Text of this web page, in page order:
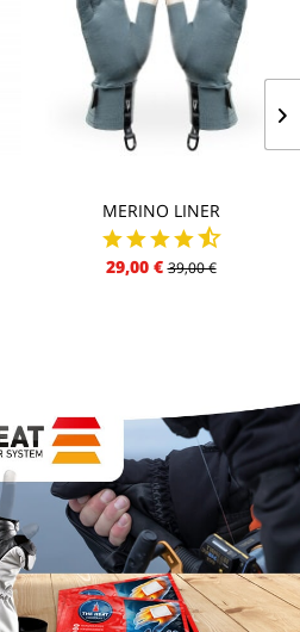
MERINO LINER
29,00 € 39,00 €